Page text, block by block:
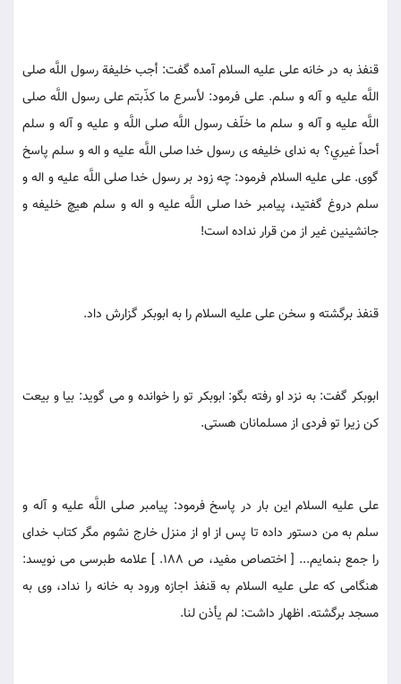
قنفذ به در خانه على عليه السلام آمده گفت: أجب خليفة رسول اللَّه صلى
اللَّه عليه و آله و سلم. على فرمود: لأسرع ما كذّبتم على رسول اللَّه صلى
اللَّه عليه و آله و سلم ما خلّف رسول اللَّه صلى اللَّه و عليه و آله و سلم
أحداً غيري؟ به نداى خليفه ى رسول خدا صلى اللَّه عليه و اله و سلم پاسخ
گوى. على عليه السلام فرمود: چه زود بر رسول خدا صلى اللَّه عليه و اله و
سلم دروغ گفتيد، پيامبر خدا صلى اللَّه عليه و اله و سلم هيچ خليفه و
جانشينين غير از من قرار نداده است!
قنفذ برگشته و سخن على عليه السلام را به ابوبكر گزارش داد.
ابوبكر گفت: به نزد او رفته بگو: ابوبكر تو را خوانده و مى گويد: بيا و بيعت
كن زيرا تو فردى از مسلمانان هستى.
على عليه السلام اين بار در پاسخ فرمود: پيامبر صلى اللَّه عليه و آله و
سلم به من دستور داده تا پس از او از منزل خارج نشوم مگر كتاب خداى
را جمع بنمايم... [ اختصاص مفيد، ص 188. ] علامه طبرسى مى نويسد:
هنگامى كه على عليه السلام به قنفذ اجازه ورود به خانه را نداد، وى به
مسجد برگشته. اظهار داشت: لم يأذن لنا.